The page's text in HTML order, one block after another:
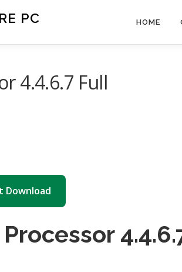
PC HOME
4.4.6.7 Full
Download